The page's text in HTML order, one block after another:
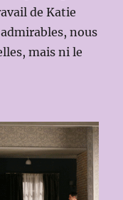
de Katie
nous
mais ni le